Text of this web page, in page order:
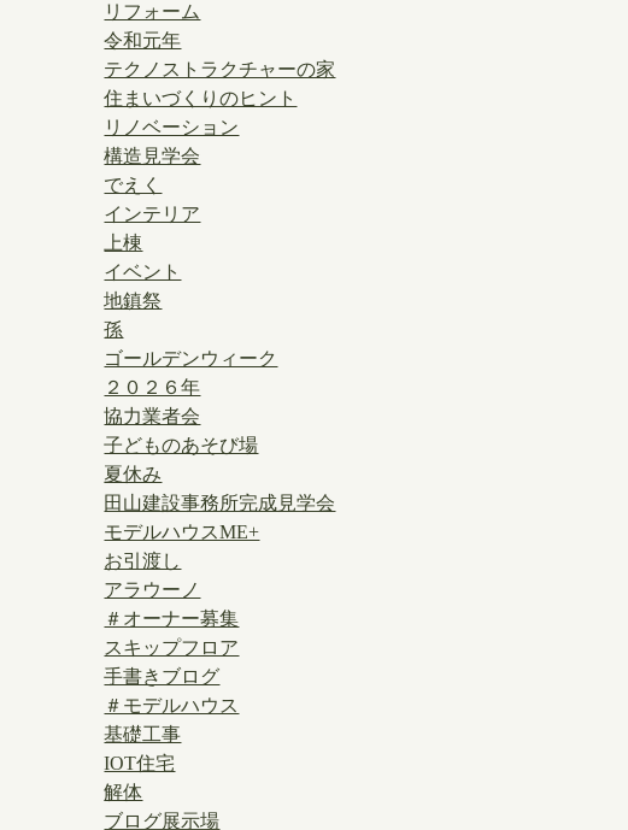
リフォーム
令和元年
テクノストラクチャーの家
住まいづくりのヒント
リノベーション
構造見学会
でえく
インテリア
上棟
イベント
地鎮祭
孫
ゴールデンウィーク
２０２６年
協力業者会
子どものあそび場
夏休み
田山建設事務所完成見学会
モデルハウスME+
お引渡し
アラウーノ
＃オーナー募集
スキップフロア
手書きブログ
＃モデルハウス
基礎工事
IOT住宅
解体
ブログ展示場